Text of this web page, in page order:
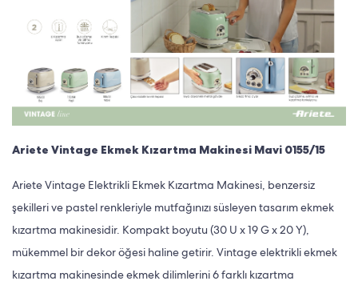
Ariete Vintage Ekmek Kızartma Makinesi Mavi 0155/15
Ariete Vintage Elektrikli Ekmek Kızartma Makinesi, benzersiz
şekilleri ve pastel renkleriyle mutfağınızı süsleyen tasarım ekmek
kızartma makinesidir. Kompakt boyutu (30 U x 19 G x 20 Y),
mükemmel bir dekor öğesi haline getirir. Vintage elektrikli ekmek
kızartma makinesinde ekmek dilimlerini 6 farklı kızartma